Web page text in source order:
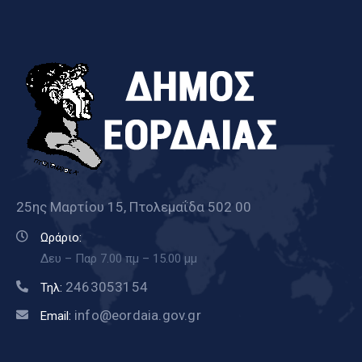
25ης Μαρτίου 15, Πτολεμαΐδα 502 00
Ωράριο:
Δευ – Παρ 7.00 πμ – 15.00 μμ
Τηλ: 2463053154
Email: info@eordaia.gov.gr